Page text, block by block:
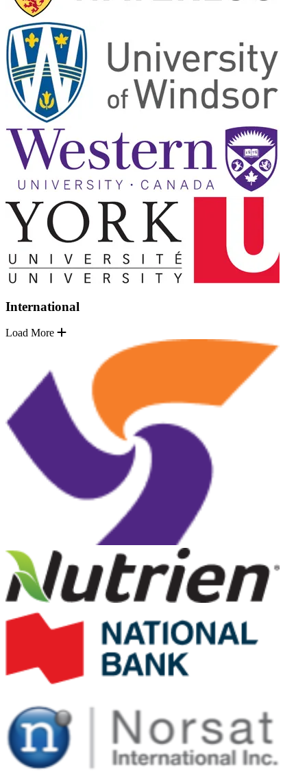
International
Load More